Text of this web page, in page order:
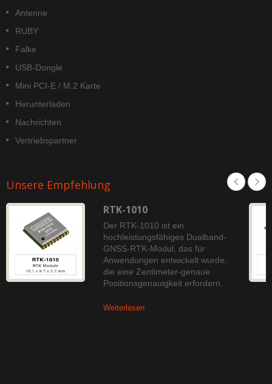
Antenne
RUBY
Falke
USB-Dongle
Mini PCI-E / M.2 Karte
Herunterladen
Nachrichten
Vertriebspartner
Unsere Empfehlung
RTK-1010
Der RTK-1010 ist ein
hochleistungsfähiges Dualband-
GNSS-RTK-Modul, das für
Anwendungen entwickelt wurde,
die eine Zentimeter-genaue
Positionsgenauigkeit erfordern.
Weiterlesen